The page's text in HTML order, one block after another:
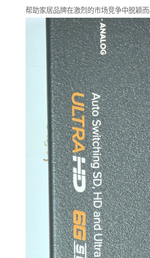
帮助家居品牌在激烈的市场竞争中脱颖而